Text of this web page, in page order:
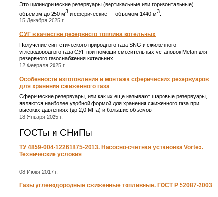
Это цилиндрические резервуары (вертикальные или горизонтальные)
объемом до 250 м3 и сферические ― объемом 1440 м3
15 Декабря 2025 г.
СУГ в качестве резервного топлива котельных
Получение синтетического природного газа SNG и сжиженного
углеводородного газа СУГ при помощи смесительных установок Metan для
резервного газоснабжения котельных
12 Февраля 2025 г.
Особенности изготовления и монтажа сферических резервуаров
для хранения сжиженного газа
Сферические резервуары, или как их еще называют шаровые резервуары,
являются наиболее удобной формой для хранения сжиженного газа при
высоких давлениях (до 2,0 МПа) и больших объемов
18 Января 2025 г.
ГОСТы и СНиПы
ТУ 4859-004-12261875-2013. Насосно-счетная установка Vortex.
Технические условия
08 Июня 2017 г.
Газы углеводородные сжиженные топливные. ГОСТ Р 52087-2003